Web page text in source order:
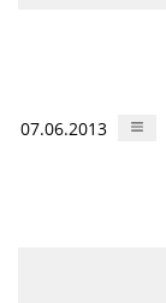
07.06.2013